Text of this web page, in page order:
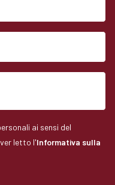
ai sensi del
letto l'Informativa sulla